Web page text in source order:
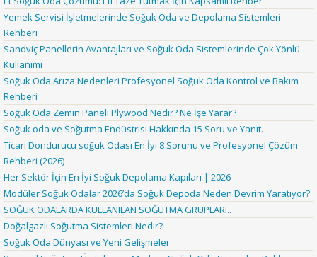
Yemek Servisi İşletmelerinde Soğuk Oda ve Depolama Sistemleri
Rehberi
Sandviç Panellerin Avantajları ve Soğuk Oda Sistemlerinde Çok Yönlü
Kullanımı
Soğuk Oda Arıza Nedenleri Profesyonel Soğuk Oda Kontrol ve Bakım
Rehberi
Soğuk Oda Zemin Paneli Plywood Nedir? Ne İşe Yarar?
Soğuk oda ve Soğutma Endüstrisi Hakkında 15 Soru ve Yanıt.
Ticari Dondurucu soğuk Odası En İyi 8 Sorunu ve Profesyonel Çözüm
Rehberi (2026)
Her Sektör İçin En İyi Soğuk Depolama Kapıları | 2026
Modüler Soğuk Odalar 2026’da Soğuk Depoda Neden Devrim Yaratıyor?
SOĞUK ODALARDA KULLANILAN SOĞUTMA GRUPLARI..
Doğalgazlı Soğutma Sistemleri Nedir?
Soğuk Oda Dünyası ve Yeni Gelişmeler